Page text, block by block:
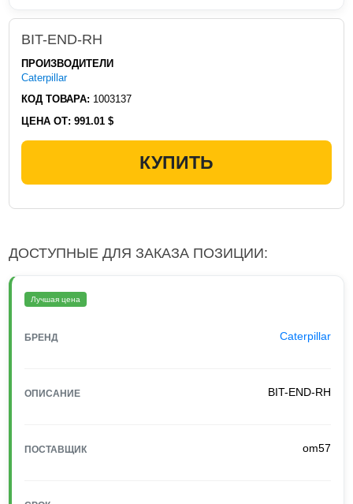
BIT-END-RH
ПРОИЗВОДИТЕЛИ
Caterpillar
КОД ТОВАРА: 1003137
ЦЕНА ОТ: 991.01 $
КУПИТЬ
ДОСТУПНЫЕ ДЛЯ ЗАКАЗА ПОЗИЦИИ:
Лучшая цена
БРЕНД Caterpillar
ОПИСАНИЕ BIT-END-RH
ПОСТАВЩИК om57